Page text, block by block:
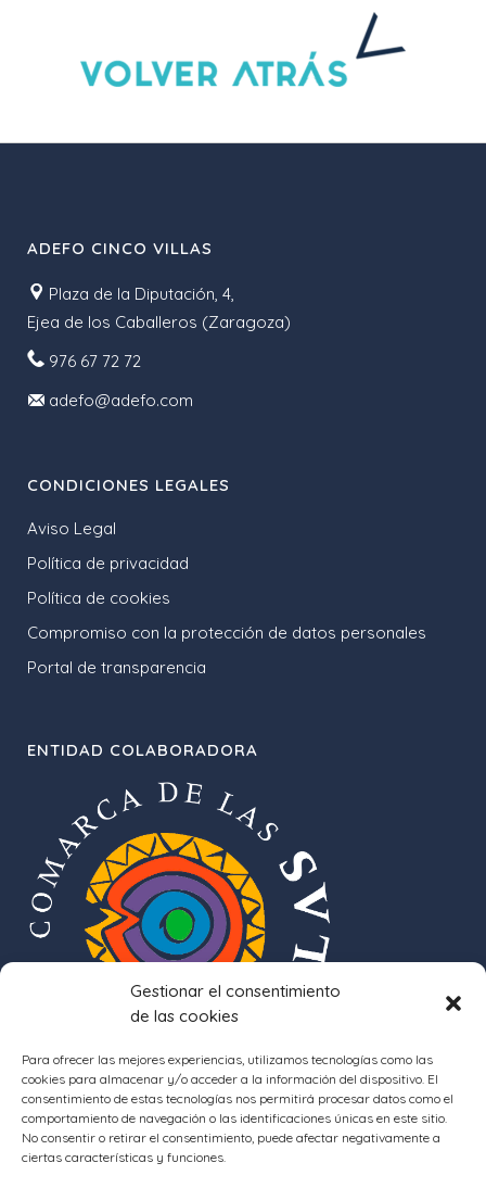
Gestionar el consentimiento
de las cookies
Para ofrecer las mejores experiencias, utilizamos tecnologías como las
cookies para almacenar y/o acceder a la información del dispositivo. El
consentimiento de estas tecnologías nos permitirá procesar datos como el
comportamiento de navegación o las identificaciones únicas en este sitio.
No consentir o retirar el consentimiento, puede afectar negativamente a
ciertas características y funciones.
ADEFO CINCO VILLAS
Plaza de la Diputación, 4,
Ejea de los Caballeros (Zaragoza)
976 67 72 72
adefo@adefo.com
CONDICIONES LEGALES
Aviso Legal
Política de privacidad
Política de cookies
Compromiso con la protección de datos personales
Portal de transparencia
ENTIDAD COLABORADORA